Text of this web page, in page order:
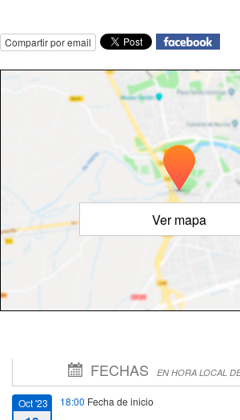
Compartir por email
Ver mapa
FECHAS EN HORA LOCAL
Oct '23 18:00 Fecha de inicio